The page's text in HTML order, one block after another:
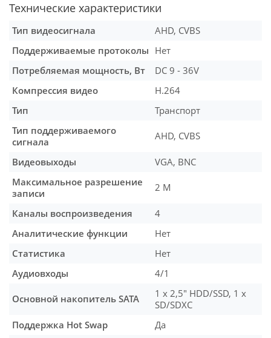
Технические характеристики
Тип видеосигнала
AHD, CVBS
Поддерживаемые протоколы Нет
Потребляемая мощность, Вт
DC 9 - 36V
Компрессия видео
H.264
Тип
Транспорт
Тип поддерживаемого
сигнала
AHD, CVBS
Видеовыходы
VGA, BNC
Максимальное разрешение
записи
2 М
Каналы воспроизведения
4
Аналитические функции
Нет
Статистика
Нет
Аудиовходы
4/1
Основной накопитель SATA
1 x 2,5" HDD/SSD, 1 x
SD/SDXC
Поддержка Hot Swap
Да